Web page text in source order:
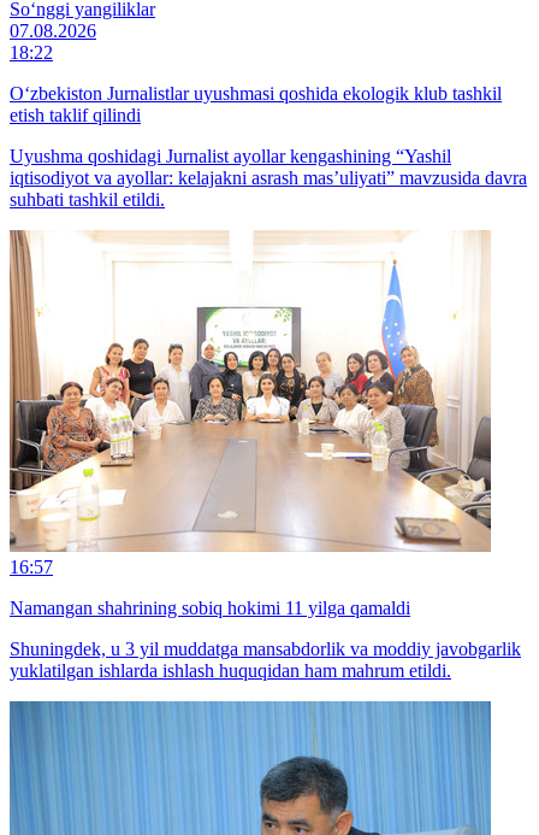
So‘nggi yangiliklar
07.08.2026
18:22
O‘zbekiston Jurnalistlar uyushmasi qoshida ekologik klub tashkil
etish taklif qilindi
Uyushma qoshidagi Jurnalist ayollar kengashining “Yashil
iqtisodiyot va ayollar: kelajakni asrash mas’uliyati” mavzusida davra
suhbati tashkil etildi.
16:57
Namangan shahrining sobiq hokimi 11 yilga qamaldi
Shuningdek, u 3 yil muddatga mansabdorlik va moddiy javobgarlik
yuklatilgan ishlarda ishlash huquqidan ham mahrum etildi.